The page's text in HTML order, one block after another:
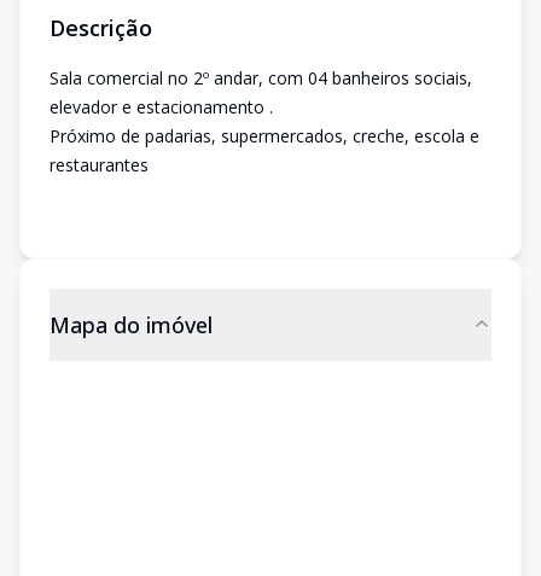
Descrição
Sala comercial no 2º andar, com 04 banheiros sociais,
elevador e estacionamento .
Próximo de padarias, supermercados, creche, escola e
restaurantes
Mapa do imóvel